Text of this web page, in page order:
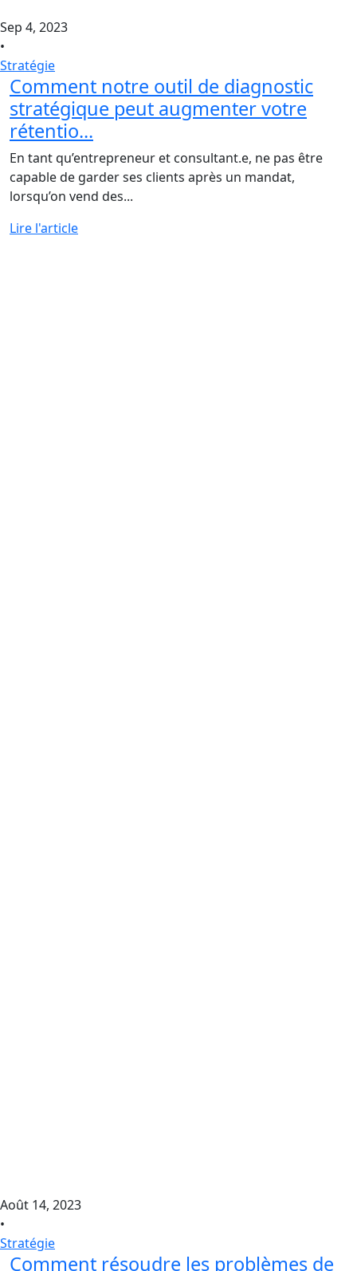
Sep 4, 2023
•
Stratégie
Comment notre outil de diagnostic
stratégique peut augmenter votre
rétentio...
En tant qu’entrepreneur et consultant.e, ne pas être
capable de garder ses clients après un mandat,
lorsqu’on vend des...
Lire l'article
Août 14, 2023
•
Stratégie
Comment résoudre les problèmes de